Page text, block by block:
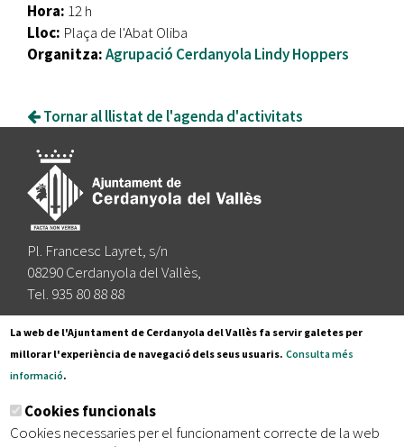
Hora: 12 h
Lloc: Plaça de l'Abat Oliba
Organitza:Agrupació Cerdanyola Lindy Hoppers
Tornar al llistat de l'agenda d'activitats
Pl. Francesc Layret, s/n
08290 Cerdanyola del Vallès,
Tel. 935 80 88 88
Segueix-nos a:
Subscriu-te al nostre butlletí
La web de l'Ajuntament de Cerdanyola del Vallès fa servir galetes per
millorar l'experiència de navegació dels seus usuaris. Consulta més
informació.
Cookies funcionals
Cookies necessaries per el funcionament correcte de la web